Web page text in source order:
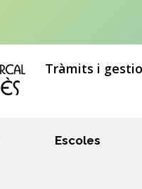
Tràmits i
Escoles